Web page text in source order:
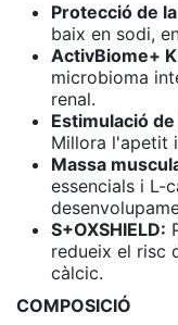
Protecció de
baix en sodi,
ActivBiome+
microbioma
renal.
Estimulació
Millora l'apetit
Massa
essencials i L-
S+OXSHIELD:
redueix el risc
càlcic.
COMPOSICIÓ